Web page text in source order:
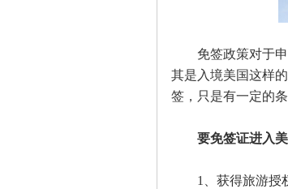
免签政策对于申
其是入境美国这样
签，只是有一定的条
要免签证进入
1、获得旅游授权